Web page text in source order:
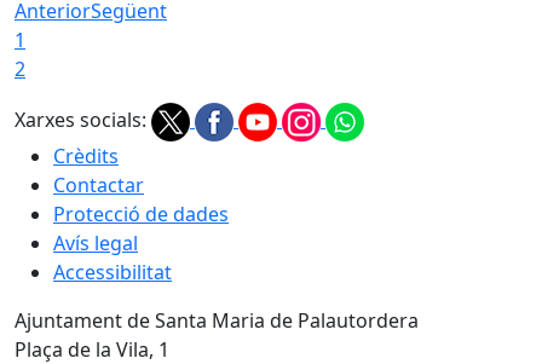
AnteriorSegüent
1
2
Xarxes socials:
Crèdits
Contactar
Protecció de dades
Avís legal
Accessibilitat
Ajuntament de Santa Maria de Palautordera
Plaça de la Vila, 1